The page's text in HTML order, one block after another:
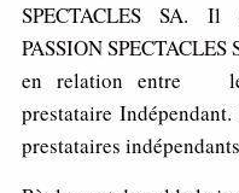
SPECTACLES SA. Il
PASSION SPECTACLES
en relation entre le
prestataire
prestataires